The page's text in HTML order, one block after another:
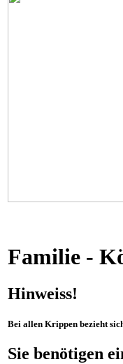
Hinweiss!
Bei allen Krippen bezieht
Sie benötigen